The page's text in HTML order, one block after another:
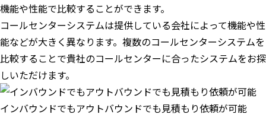
機能や性能で比較することができます。
コールセンターシステムは提供している会社によって機能や性
能などが大きく異なります。複数のコールセンターシステムを
比較することで貴社のコールセンターに合ったシステムをお探
しいただけます。
インバウンドでもアウトバウンドでも見積もり依頼が可能